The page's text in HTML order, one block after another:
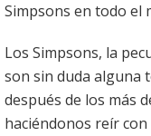
Simpsons en todo el
Los Simpsons, la
son sin duda alguna
después de los más
haciéndonos reír